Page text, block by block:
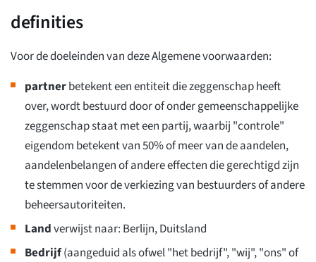
definities
Voor de doeleinden van deze Algemene voorwaarden:
partnerbetekent een entiteit die zeggenschap heeft
over, wordt bestuurd door of onder gemeenschappelijke
zeggenschap staat met een partij, waarbij "controle"
eigendom betekent van 50% of meer van de aandelen,
aandelenbelangen of andere effecten die gerechtigd zijn
te stemmen voor de verkiezing van bestuurders of andere
beheersautoriteiten.
Landverwijst naar: Berlijn, Duitsland
Bedrijf(aangeduid als ofwel "het bedrijf", "wij", "ons" of